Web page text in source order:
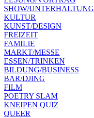
SHOW/UNTERHALTUNG
KULTUR
KUNST/DESIGN
FREIZEIT
FAMILIE
MARKT/MESSE
ESSEN/TRINKEN
BILDUNG/BUSINESS
BAR/DJING
FILM
POETRY SLAM
KNEIPEN QUIZ
QUEER